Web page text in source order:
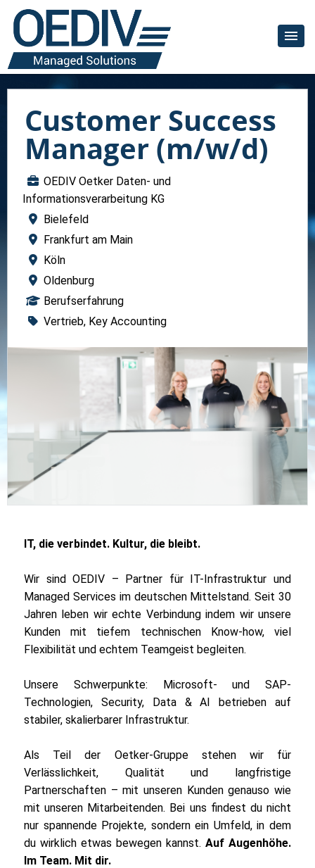
Customer Success
Manager (m/w/d)
OEDIV Oetker Daten- und
Informationsverarbeitung KG
Bielefeld
Frankfurt am Main
Köln
Oldenburg
Berufserfahrung
Vertrieb, Key Accounting
IT, die verbindet. Kultur, die bleibt.
Wir sind OEDIV – Partner für IT-Infrastruktur und
Managed Services im deutschen Mittelstand. Seit 30
Jahren leben wir echte Verbindung indem wir unsere
Kunden mit tiefem technischen Know-how, viel
Flexibilität und echtem Teamgeist begleiten.
Unsere Schwerpunkte: Microsoft- und SAP-
Technologien, Security, Data & AI betrieben auf
stabiler, skalierbarer Infrastruktur.
Als Teil der Oetker-Gruppe stehen wir für
Verlässlichkeit, Qualität und langfristige
Partnerschaften – mit unseren Kunden genauso wie
mit unseren Mitarbeitenden. Bei uns findest du nicht
nur spannende Projekte, sondern ein Umfeld, in dem
du wirklich etwas bewegen kannst. Auf Augenhöhe.
Im Team. Mit dir.